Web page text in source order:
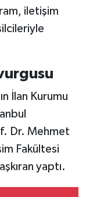
iletişim
İlan Kurumu
Dr. Mehmet
Fakültesi
yaptı.